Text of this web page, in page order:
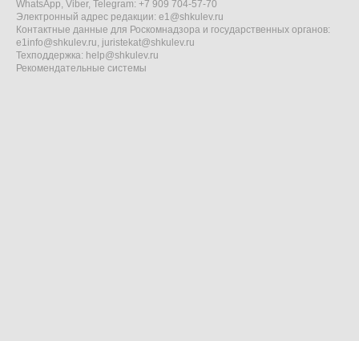
WhatsApp, Viber, Telegram: +7 909 704-57-70
Электронный адрес редакции: e1@shkulev.ru
Контактные данные для Роскомнадзора и государственных органов:
e1info@shkulev.ru, juristekat@shkulev.ru
Техподдержка: help@shkulev.ru
Рекомендательные системы